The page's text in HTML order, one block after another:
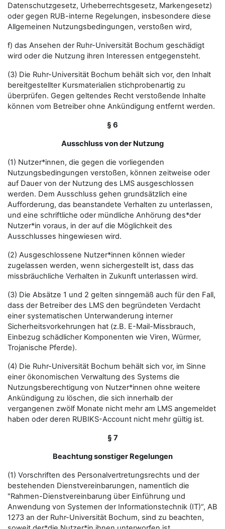
Datenschutzgesetz, Urheberrechtsgesetz, Markengesetz)
oder gegen RUB-interne Regelungen, insbesondere diese
Allgemeinen Nutzungsbedingungen, verstoßen wird,
f) das Ansehen der Ruhr-Universität Bochum geschädigt
wird oder die Nutzung ihren Interessen entgegensteht.
(3) Die Ruhr-Universität Bochum behält sich vor, den Inhalt
bereitgestellter Kursmaterialien stichprobenartig zu
überprüfen. Gegen geltendes Recht verstoßende Inhalte
können vom Betreiber ohne Ankündigung entfernt werden.
§ 6
Ausschluss von der Nutzung
(1) Nutzer*innen, die gegen die vorliegenden
Nutzungsbedingungen verstoßen, können zeitweise oder
auf Dauer von der Nutzung des LMS ausgeschlossen
werden. Dem Ausschluss gehen grundsätzlich eine
Aufforderung, das beanstandete Verhalten zu unterlassen,
und eine schriftliche oder mündliche Anhörung des*der
Nutzer*in voraus, in der auf die Möglichkeit des
Ausschlusses hingewiesen wird.
(2) Ausgeschlossene Nutzer*innen können wieder
zugelassen werden, wenn sichergestellt ist, dass das
missbräuchliche Verhalten in Zukunft unterlassen wird.
(3) Die Absätze 1 und 2 gelten sinngemäß auch für den Fall,
dass der Betreiber des LMS den begründeten Verdacht
einer systematischen Unterwanderung interner
Sicherheitsvorkehrungen hat (z.B. E-Mail-Missbrauch,
Einbezug schädlicher Komponenten wie Viren, Würmer,
Trojanische Pferde).
(4) Die Ruhr-Universität Bochum behält sich vor, im Sinne
einer ökonomischen Verwaltung des Systems die
Nutzungsberechtigung von Nutzer*innen ohne weitere
Ankündigung zu löschen, die sich innerhalb der
vergangenen zwölf Monate nicht mehr am LMS angemeldet
haben oder deren RUBIKS-Account nicht mehr gültig ist.
§ 7
Beachtung sonstiger Regelungen
(1) Vorschriften des Personalvertretungsrechts und der
bestehenden Dienstvereinbarungen, namentlich die
"Rahmen-Dienstvereinbarung über Einführung und
Anwendung von Systemen der Informationstechnik (IT)“, AB
1273 an der Ruhr-Universität Bochum, sind zu beachten,